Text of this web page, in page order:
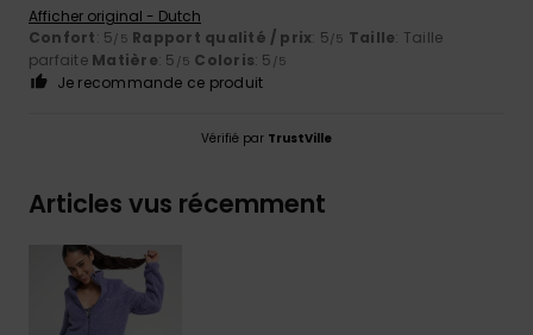
Afficher original - Dutch
Confort: 5/5 Rapport qualité / prix: 5/5 Taille: Taille
parfaite Matière: 5 /5 Coloris: 5 /5
Je recommande ce produit
Vérifié par TrustVille
Articles vus récemment